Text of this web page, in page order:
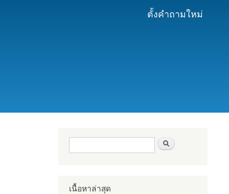
ตั้งคำถามใหม่
ฟอร์มค้นหา
เนื้อหาล่าสุด